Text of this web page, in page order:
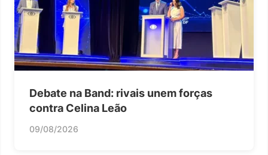
Debate na Band: rivais unem forças
contra Celina Leão
09/08/2026